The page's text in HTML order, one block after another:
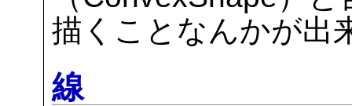
描くことなんかが出
線